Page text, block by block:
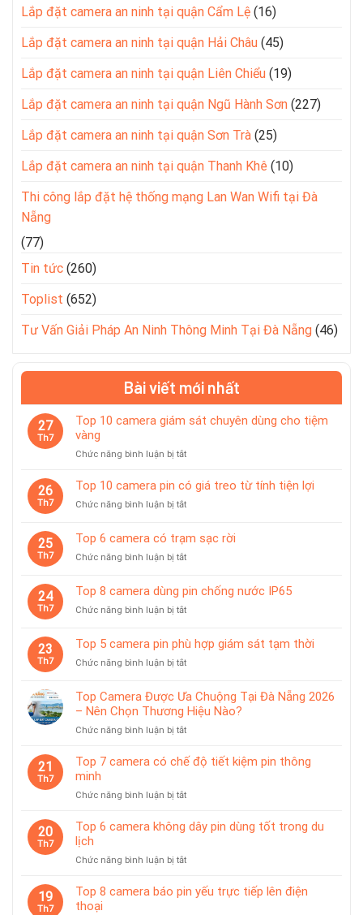
Lắp đặt camera an ninh tại quận Cẩm Lệ (16)
Lắp đặt camera an ninh tại quận Hải Châu (45)
Lắp đặt camera an ninh tại quận Liên Chiểu (19)
Lắp đặt camera an ninh tại quận Ngũ Hành Sơn (227)
Lắp đặt camera an ninh tại quận Sơn Trà (25)
Lắp đặt camera an ninh tại quận Thanh Khê (10)
Thi công lắp đặt hệ thống mạng Lan Wan Wifi tại Đà
Nẵng
(77)
Tin tức (260)
Toplist (652)
Tư Vấn Giải Pháp An Ninh Thông Minh Tại Đà Nẵng (46)
Bài viết mới nhất
27
Th7
Top 10 camera giám sát chuyên dùng cho tiệm
vàng
Chức năng bình luận bị tắtở
10
camera
giám
chuyên
cho
vàng
26
Th7
Top 10 camera pin có giá treo từ tính tiện lợi
Chức năng bình luận bị tắtở
camera
pin
giá
từ
tiện
25
Th7
Top 6 camera có trạm sạc rời
Chức năng bình luận bị tắtở
camera
có
sạc
24
Th7
Top 8 camera dùng pin chống nước IP65
Chức năng bình luận bị tắtở
camera
dùng
chống
nước
IP65
23
Th7
Top 5 camera pin phù hợp giám sát tạm thời
Chức năng bình luận bị tắtở
5
camera
pin
phù
giám
thời
Top Camera Được Ưa Chuộng Tại Đà Nẵng 2026
– Nên Chọn Thương Hiệu Nào?
Chức năng bình luận bị tắtở
Camera
Được
Chuộng
Đà
Chọn
21
Th7
Top 7 camera có chế độ tiết kiệm pin thông
minh
Chức năng bình luận bị tắtở
camera
chế
tiết
20
Th7
Top 6 camera không dây pin dùng tốt trong du
lịch
Chức năng bình luận bị tắtở
camera
19
Th7
Top 8 camera báo pin yếu trực tiếp lên điện
thoại